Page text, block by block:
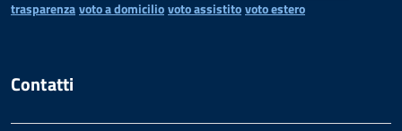
trasparenzavoto a domiciliovoto assistitovoto estero
Contatti